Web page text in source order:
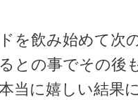
を飲み始めて次
との事でその後
当に嬉しい結果